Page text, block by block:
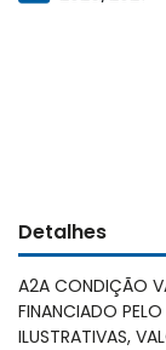
Detalhes
A2A CONDIÇÃO
FINANCIADO
ILUSTRATIVAS,